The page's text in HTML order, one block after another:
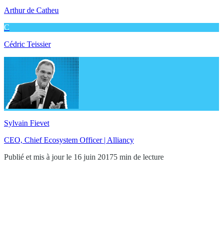
Arthur de Catheu
C
Cédric Teissier
Sylvain Fievet
CEO, Chief Ecosystem Officer | Alliancy
Publié et mis à jour le 16 juin 20175 min de lecture